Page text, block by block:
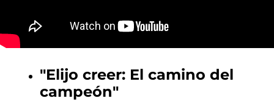
"Elijo creer: El camino del
campeón"